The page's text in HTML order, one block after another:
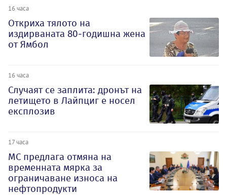
16 часа
Откриха тялото на
издирваната 80-годишна жена
от Ямбол
16 часа
Случаят се заплита: дронът на
летището в Лайпциг е носел
експлозив
17 часа
МС предлага отмяна на
временната мярка за
ограничаване износа на
нефтопродукти